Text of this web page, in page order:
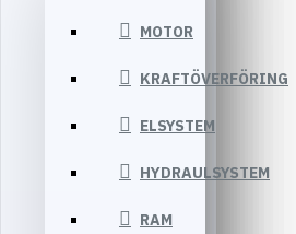
MOTOR
KRAFTÖVERFÖRING
ELSYSTEM
HYDRAULSYSTEM
RAM